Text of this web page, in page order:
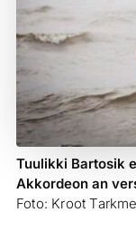
Tuulikki Bartosik
Akkordeon an
Foto: Kroot